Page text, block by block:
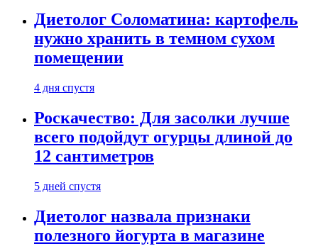
Диетолог Соломатина: картофель
нужно хранить в темном сухом
помещении
4 дня спустя
Роскачество: Для засолки лучше
всего подойдут огурцы длиной до
12 сантиметров
5 дней спустя
Диетолог назвала признаки
полезного йогурта в магазине